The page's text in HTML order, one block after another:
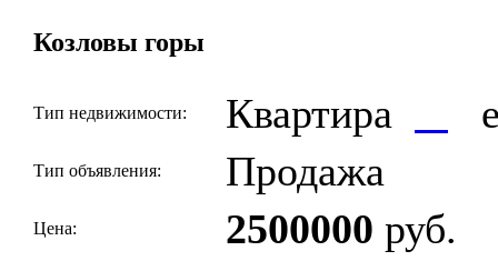
Козловы горы
Тип недвижимости: Квартира
Тип объявления: Продажа
Цена: 2500000 руб.